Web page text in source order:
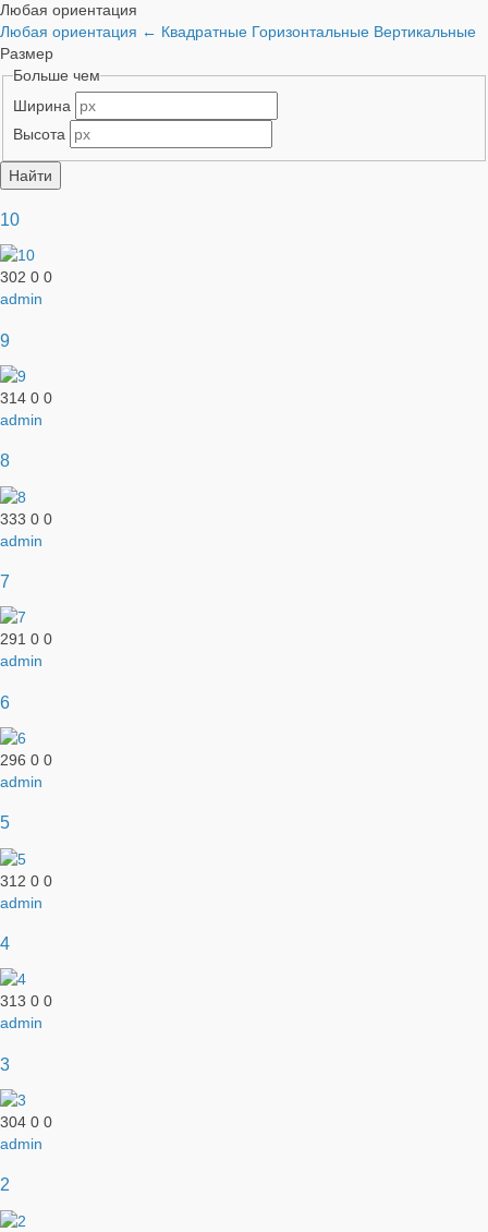
Любая ориентация
Любая ориентация ← Квадратные Горизонтальные Вертикальные
Размер
Больше чем
Ширина
Высота
10
302 0 0
admin
9
314 0 0
admin
8
333 0 0
admin
7
291 0 0
admin
6
296 0 0
admin
5
312 0 0
admin
4
313 0 0
admin
3
304 0 0
admin
2